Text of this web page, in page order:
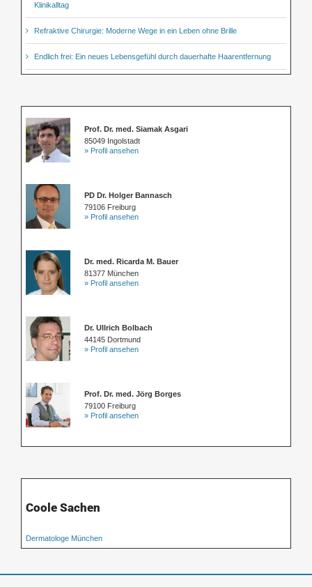
Klinikalltag
Refraktive Chirurgie: Moderne Wege in ein Leben ohne Brille
Endlich frei: Ein neues Lebensgefühl durch dauerhafte Haarentfernung
Prof. Dr. med. Siamak Asgari
85049 Ingolstadt
» Profil ansehen
PD Dr. Holger Bannasch
79106 Freiburg
» Profil ansehen
Dr. med. Ricarda M. Bauer
81377 München
» Profil ansehen
Dr. Ullrich Bolbach
44145 Dortmund
» Profil ansehen
Prof. Dr. med. Jörg Borges
79100 Freiburg
» Profil ansehen
Coole Sachen
Dermatologe München